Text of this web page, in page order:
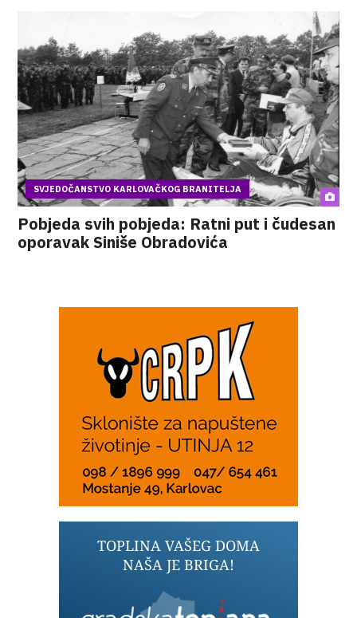
SVJEDOČANSTVO KARLOVAČKOG BRANITELJA
Pobjeda svih pobjeda: Ratni put i čudesan
oporavak Siniše Obradovića